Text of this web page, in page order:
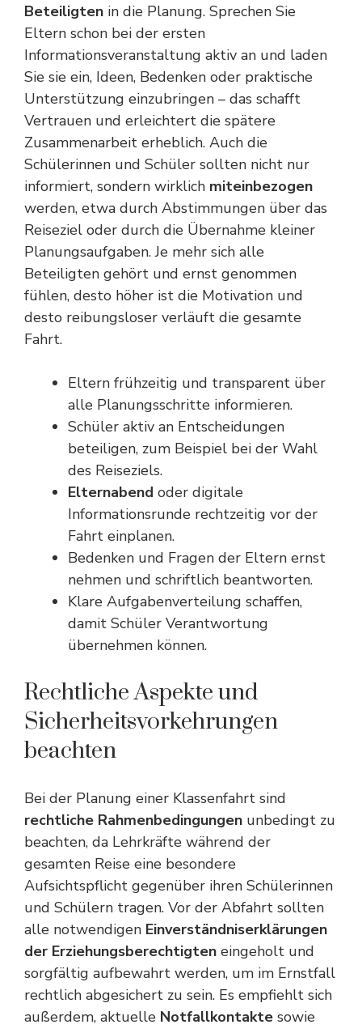
Beteiligten in die Planung. Sprechen Sie
Eltern schon bei der ersten
Informationsveranstaltung aktiv an und laden
Sie sie ein, Ideen, Bedenken oder praktische
Unterstützung einzubringen – das schafft
Vertrauen und erleichtert die spätere
Zusammenarbeit erheblich. Auch die
Schülerinnen und Schüler sollten nicht nur
informiert, sondern wirklich miteinbezogen
werden, etwa durch Abstimmungen über das
Reiseziel oder durch die Übernahme kleiner
Planungsaufgaben. Je mehr sich alle
Beteiligten gehört und ernst genommen
fühlen, desto höher ist die Motivation und
desto reibungsloser verläuft die gesamte
Fahrt.
Eltern frühzeitig und transparent über
alle Planungsschritte informieren.
Schüler aktiv an Entscheidungen
beteiligen, zum Beispiel bei der Wahl
des Reiseziels.
Elternabend oder digitale
Informationsrunde rechtzeitig vor der
Fahrt einplanen.
Bedenken und Fragen der Eltern ernst
nehmen und schriftlich beantworten.
Klare Aufgabenverteilung schaffen,
damit Schüler Verantwortung
übernehmen können.
Rechtliche Aspekte und
Sicherheitsvorkehrungen
beachten
Bei der Planung einer Klassenfahrt sind
rechtliche Rahmenbedingungen unbedingt zu
beachten, da Lehrkräfte während der
gesamten Reise eine besondere
Aufsichtspflicht gegenüber ihren Schülerinnen
und Schülern tragen. Vor der Abfahrt sollten
alle notwendigen Einverständniserklärungen
der Erziehungsberechtigten eingeholt und
sorgfältig aufbewahrt werden, um im Ernstfall
rechtlich abgesichert zu sein. Es empfiehlt sich
außerdem, aktuelle Notfallkontakte sowie